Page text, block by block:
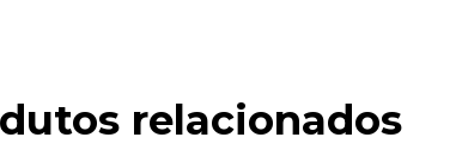
relacionados